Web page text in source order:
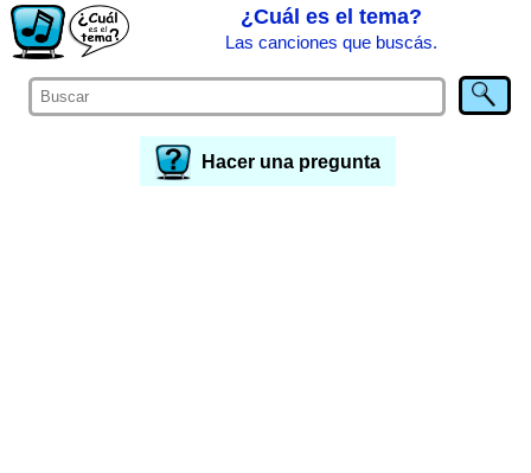
¿Cuál es el tema?
Las canciones que buscás.
Hacer una pregunta